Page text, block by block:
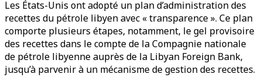
Les États-Unis ont adopté un plan d’administration des
recettes du pétrole libyen avec « transparence ». Ce plan
comporte plusieurs étapes, notamment, le gel provisoire
des recettes dans le compte de la Compagnie nationale
de pétrole libyenne auprès de la Libyan Foreign Bank,
jusqu’à parvenir à un mécanisme de gestion des recettes.